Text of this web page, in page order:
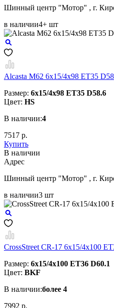
Шинный центр "Мотор" , г.
в наличии4+ шт
Alcasta M62 6x15/4x98 ET35
Размер: 6x15/4x98 ET35 D58.6
Цвет: HS
В наличии:4
7517 р.
Купить
В наличии
Aдрес
Шинный центр "Мотор" , г.
в наличии3 шт
CrossStreet CR-17 6x15/4x100
Размер: 6x15/4x100 ET36 D60.1
Цвет: BKF
В наличии:более 4
7992 р.